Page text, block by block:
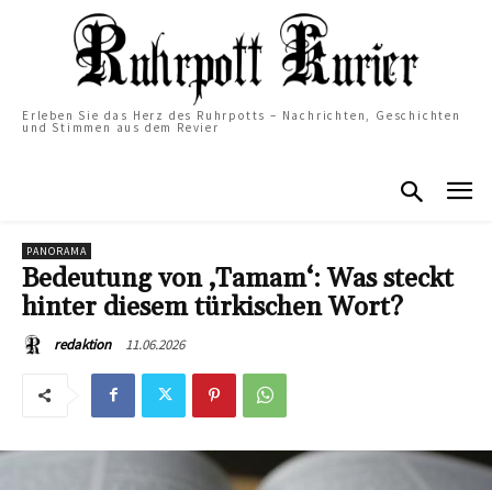
Erleben Sie das Herz des Ruhrpotts – Nachrichten, Geschichten
und Stimmen aus dem Revier
PANORAMA
Bedeutung von ‚Tamam‘: Was steckt
hinter diesem türkischen Wort?
redaktion 11.06.2026